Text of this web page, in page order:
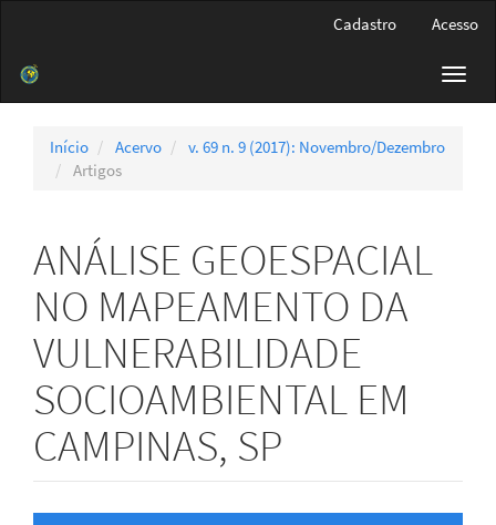
Barra
Cadastro Acesso
Início Acervo
v. 69 n. 9 (2017): Novembro/Dezembro
Artigos
ANÁLISE GEOESPACIAL
NO MAPEAMENTO DA
VULNERABILIDADE
SOCIOAMBIENTAL EM
CAMPINAS, SP